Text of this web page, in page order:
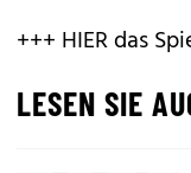
+++ HIER das
LESEN SIE